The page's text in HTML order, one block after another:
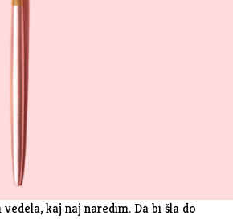
kaj naj naredim. Da bi šla do